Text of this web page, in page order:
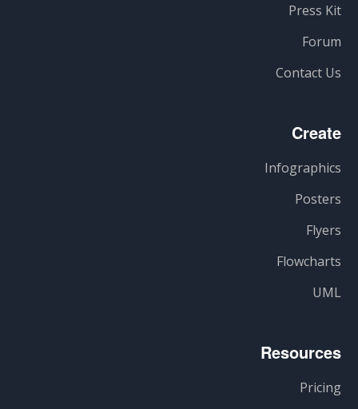
Press Kit
Forum
Contact Us
Create
Infographics
Posters
Flyers
Flowcharts
UML
Resources
Pricing